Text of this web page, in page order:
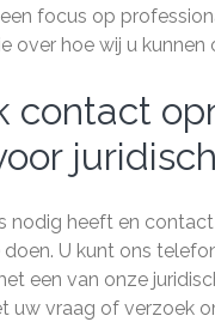
focus op
over hoe wij u kunnen
contact
nodig heeft en
U kunt ons
een van onze
uw vraag of verzoek